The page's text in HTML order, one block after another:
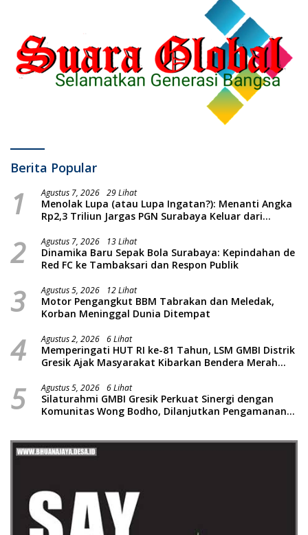
Berita Popular
1 Agustus 7, 2026 29 Lihat
Menolak Lupa (atau Lupa Ingatan?): Menanti Angka
Rp2,3 Triliun Jargas PGN Surabaya Keluar dari
2 Agustus 7, 2026 13 Lihat
Dinamika Baru Sepak Bola Surabaya: Kepindahan de
Red FC ke Tambaksari dan Respon Publik
3 Agustus 5, 2026 12 Lihat
Motor Pengangkut BBM Tabrakan dan Meledak,
Korban Meninggal Dunia Ditempat
4 Agustus 2, 2026 6 Lihat
Memperingati HUT RI ke-81 Tahun, LSM GMBI Distrik
Gresik Ajak Masyarakat Kibarkan Bendera Merah
5 Agustus 5, 2026 6 Lihat
Silaturahmi GMBI Gresik Perkuat Sinergi dengan
Komunitas Wong Bodho, Dilanjutkan Pengamanan